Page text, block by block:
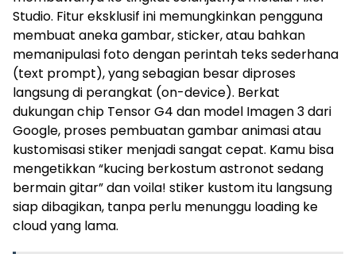
Studio. Fitur eksklusif ini memungkinkan pengguna
membuat aneka gambar, sticker, atau bahkan
memanipulasi foto dengan perintah teks sederhana
(text prompt), yang sebagian besar diproses
langsung di perangkat (on-device). Berkat
dukungan chip Tensor G4 dan model Imagen 3 dari
Google, proses pembuatan gambar animasi atau
kustomisasi stiker menjadi sangat cepat. Kamu bisa
mengetikkan “kucing berkostum astronot sedang
bermain gitar” dan voila! stiker kustom itu langsung
siap dibagikan, tanpa perlu menunggu loading ke
cloud yang lama.